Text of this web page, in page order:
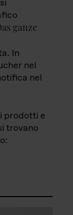
ganze
In
nel
nel
prodotti e
trovano